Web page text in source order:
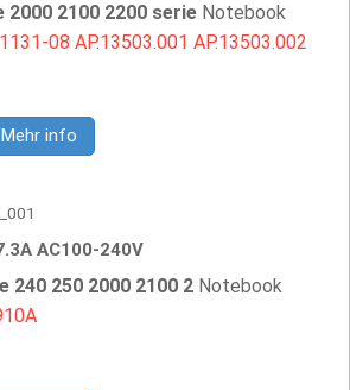
2100 2200 serie Notebook
08 AP.13503.001 AP.13503.002
Mehr info
AC100-240V
240 250 2000 2100 2 Notebook